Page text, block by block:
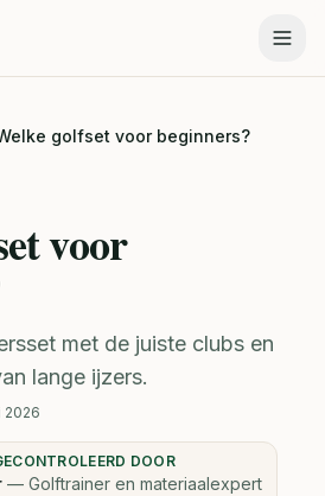
golfset voor beginners?
voor
met de juiste clubs en
lange ijzers.
2026
DOOR
— Golftrainer en materiaalexpert